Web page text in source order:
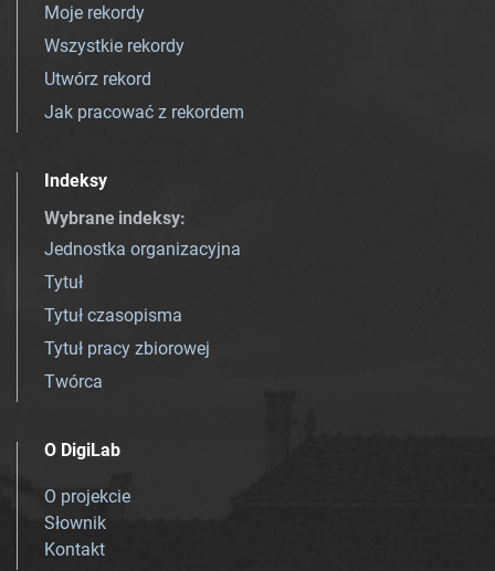
Moje rekordy
Wszystkie rekordy
Utwórz rekord
Jak pracować z rekordem
Indeksy
Wybrane indeksy:
Jednostka organizacyjna
Tytuł
Tytuł czasopisma
Tytuł pracy zbiorowej
Twórca
O DigiLab
O projekcie
Słownik
Kontakt